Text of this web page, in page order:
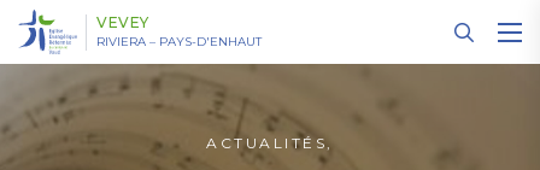
VEVEY
RIVIERA – PAYS-D'ENHAUT
ACTUALITÉS,
Panneau de gestion des cookies